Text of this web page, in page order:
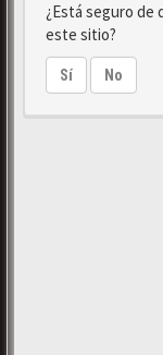
¿Está seguro de
este sitio?
Sí No